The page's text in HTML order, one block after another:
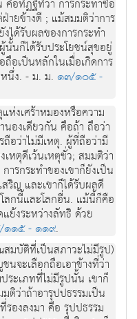
คือทิฏฐิที่ว่า การกระทำชื่อ
ายข้างดี ; แม้สมมติว่าการ
ได้รับผลของการกระทำ
นก็ได้รับประโยชน์สุขอยู่
อเป็นหลักในเมื่อเกิดการ
นึ่ง. - ม. ม. ๑๓/๑๐๕ -
ห่งเศร้าหมองหรือความ
องเดียวกัน คือถ้า ถือว่า
อว่าไม่มีเหตุ. ผู้ที่ถือว่ามี
หตุดีเว้นเหตุชั่ว; สมมติว่า
รกระทำของเขาก็ยังเป็น
ริญ และเขาก็ได้รับผลดี
ลกนี้และโลกอื่น. แม้นี้ก็คือ
ย้งระหว่างลัทธิ ด้วย
๑๕ - ๑๑๙.
มบัติที่เป็นสภาวะไม่มีรูป)
จะเลือกถือเอาข้างที่ว่า
ะเภทที่ไม่มีรูปนั้น เขาก็
ติว่าถ้าอารุปปธรรมเป็น
รองลงมา คือ รุปปธรรม